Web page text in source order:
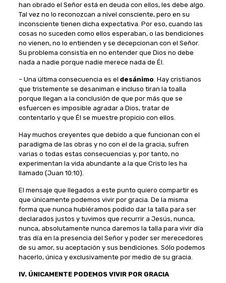
han obrado el Señor está en deuda con ellos, les debe algo.
Tal vez no lo reconozcan a nivel consciente, pero en su
inconsciente tienen dicha expectativa. Por eso, cuando las
cosas no suceden como ellos esperaban, o las bendiciones
no vienen, no lo entienden y se decepcionan con el Señor.
Su problema consistía en no entender que Dios no debe
nada a nadie porque nadie merece nada de Él.
– Una última consecuencia es el desánimo . Hay cristianos
que tristemente se desaniman e incluso tiran la toalla
porque llegan a la conclusión de que por más que se
esfuercen es imposible agradar a Dios, tratar de
contentarlo y que Él se muestre propicio con ellos.
Hay muchos creyentes que debido a que funcionan con el
paradigma de las obras y no con el de la gracia, sufren
varias o todas estas consecuencias y, por tanto, no
experimentan la vida abundante a la que Cristo les ha
llamado (Juan 10:10).
El mensaje que llegados a este punto quiero compartir es
que únicamente podemos vivir por gracia. De la misma
forma que nunca hubiéramos podido dar la talla para ser
declarados justos y tuvimos que recurrir a Jesús, nunca,
nunca, absolutamente nunca daremos la talla para vivir día
tras día en la presencia del Señor y poder ser merecedores
de su amor, su aceptación y sus bendiciones. Sólo podemos
hacerlo, única y exclusivamente por medio de su gracia.
IV. ÚNICAMENTE PODEMOS VIVIR POR GRACIA